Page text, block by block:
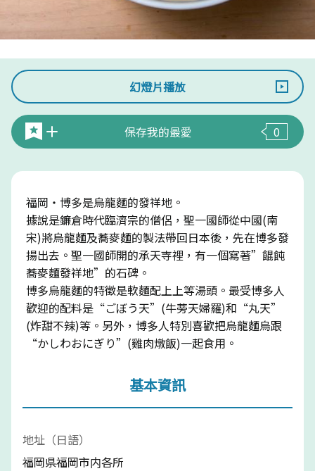
幻燈片播放
保存我的最愛 0
福岡・博多是烏龍麵的發祥地。
據說是鐮倉時代臨濟宗的僧侶，聖一國師從中國(南
宋)將烏龍麵及蕎麥麵的製法帶回日本後，先在博多發
揚出去。聖一國師開的承天寺裡，有一個寫著”餛飩
蕎麥麵發祥地”的石碑。
博多烏龍麵的特徵是軟麵配上上等湯頭。最受博多人
歡迎的配料是“ごぼう天”(牛蒡天婦羅)和“丸天”
(炸甜不辣)等。另外，博多人特別喜歡把烏龍麵烏跟
“かしわおにぎり”(雞肉燉飯)一起食用。
基本資訊
地址（日語）
福岡県福岡市内各所